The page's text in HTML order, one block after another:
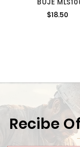
JM23000078
$18.50
Recibe